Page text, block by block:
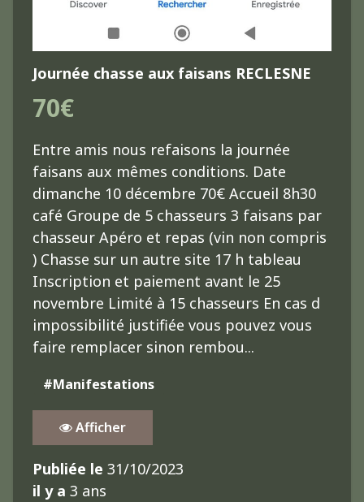
Journée chasse aux faisans RECLESNE
70€
Entre amis nous refaisons la journée
faisans aux mêmes conditions. Date
dimanche 10 décembre 70€ Accueil 8h30
café Groupe de 5 chasseurs 3 faisans par
chasseur Apéro et repas (vin non compris
) Chasse sur un autre site 17 h tableau
Inscription et paiement avant le 25
novembre Limité à 15 chasseurs En cas d
impossibilité justifiée vous pouvez vous
faire remplacer sinon rembou...
#Manifestations
Afficher
Publiée le 31/10/2023
il y a 3 ans